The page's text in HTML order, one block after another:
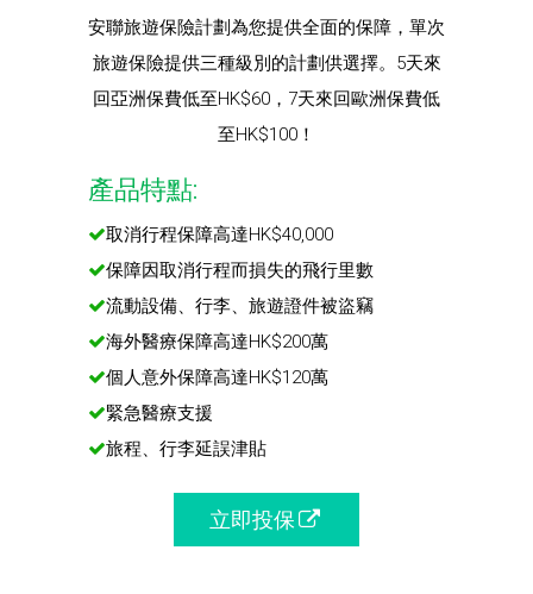
安聯旅遊保險計劃為您提供全面的保障，單次
旅遊保險提供三種級別的計劃供選擇。5天來
回亞洲保費低至HK$60，7天來回歐洲保費低
至HK$100！
產品特點:
取消行程保障高達HK$40,000
保障因取消行程而損失的飛行里數
流動設備、行李、旅遊證件被盜竊
海外醫療保障高達HK$200萬
個人意外保障高達HK$120萬
緊急醫療支援
旅程、行李延誤津貼
立即投保